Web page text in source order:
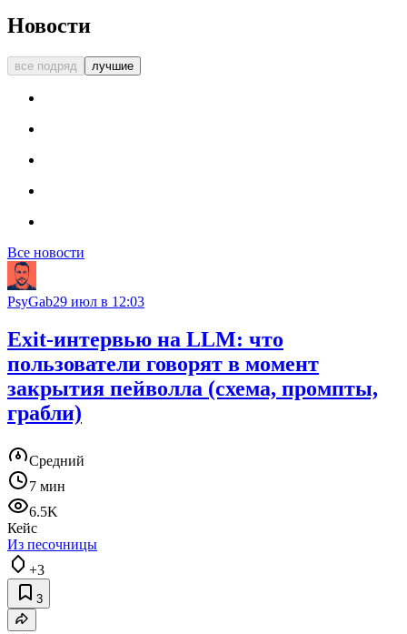
Новости
все подряд лучшие
Все новости
PsyGab29 июл в 12:03
Exit-интервью на LLM: что
пользователи говорят в момент
закрытия пейволла (схема, промпты,
грабли)
Средний
7 мин
6.5K
Кейс
Из песочницы
+3
3